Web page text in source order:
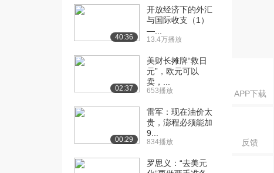
APP下载
反馈
货膨胀（下）（中...
[18] 人民币发行方式与通
货膨胀（下）（下...
7379播放
40:36
开放经济下的外汇
与国际收支（1）
—...
13.4万播放
02:37
美财长摊牌“救日
元”，欧元可以
卖，...
653播放
00:29
雷军：现在油价太
贵，澎程必须能加
9...
834播放
罗思义：“去美元